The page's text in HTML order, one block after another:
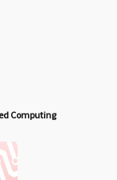
Computing